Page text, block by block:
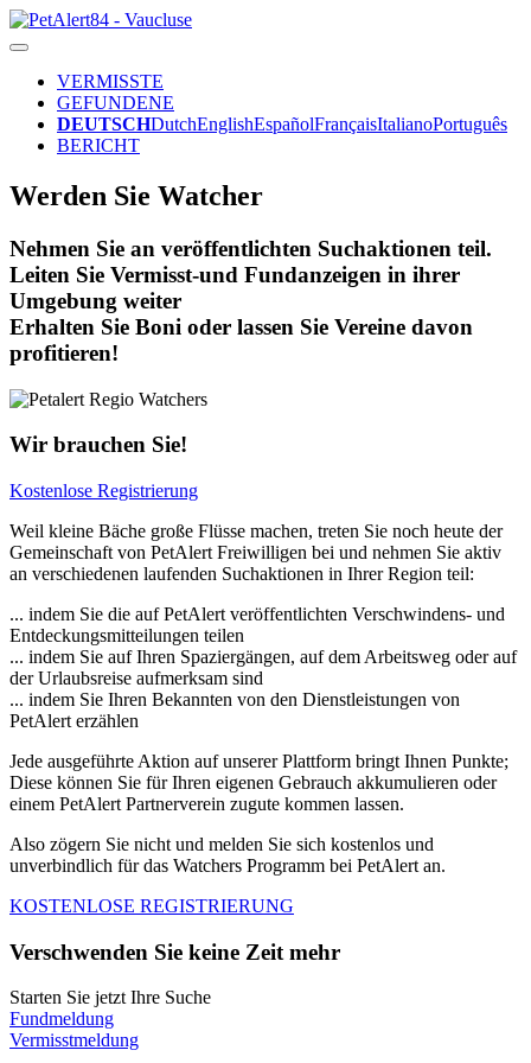
VERMISSTE
GEFUNDENE
DEUTSCHDutchEnglishEspañolFrançaisItalianoPortuguês
BERICHT
Werden Sie Watcher
Nehmen Sie an veröffentlichten Suchaktionen teil.
Leiten Sie Vermisst-und Fundanzeigen in ihrer
Umgebung weiter
Erhalten Sie Boni oder lassen Sie Vereine davon
profitieren!
Wir brauchen Sie!
Kostenlose Registrierung
Weil kleine Bäche große Flüsse machen, treten Sie noch heute der
Gemeinschaft von PetAlert Freiwilligen bei und nehmen Sie aktiv
an verschiedenen laufenden Suchaktionen in Ihrer Region teil:
... indem Sie die auf PetAlert veröffentlichten Verschwindens- und
Entdeckungsmitteilungen teilen
... indem Sie auf Ihren Spaziergängen, auf dem Arbeitsweg oder auf
der Urlaubsreise aufmerksam sind
... indem Sie Ihren Bekannten von den Dienstleistungen von
PetAlert erzählen
Jede ausgeführte Aktion auf unserer Plattform bringt Ihnen Punkte;
Diese können Sie für Ihren eigenen Gebrauch akkumulieren oder
einem PetAlert Partnerverein zugute kommen lassen.
Also zögern Sie nicht und melden Sie sich kostenlos und
unverbindlich für das Watchers Programm bei PetAlert an.
KOSTENLOSE REGISTRIERUNG
Verschwenden Sie keine Zeit mehr
Starten Sie jetzt Ihre Suche
Fundmeldung
Vermisstmeldung